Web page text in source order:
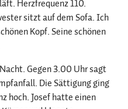
Herzfrequenz 110.
sitzt auf dem Sofa. Ich
Kopf. Seine schönen
Gegen 3.00 Uhr sagt
Die Sättigung ging
hoch. Josef hatte einen